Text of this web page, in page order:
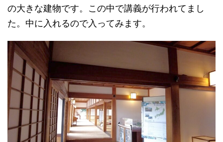
の大きな建物です。この中で講義が行われてまし
た。中に入れるので入ってみます。